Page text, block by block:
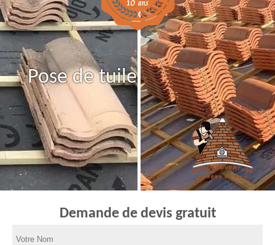
Pose de tuile
Demande de devis gratuit